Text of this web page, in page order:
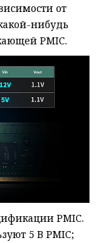
от
нибудь
PMIC.
PMIC.
5 В PMIC;